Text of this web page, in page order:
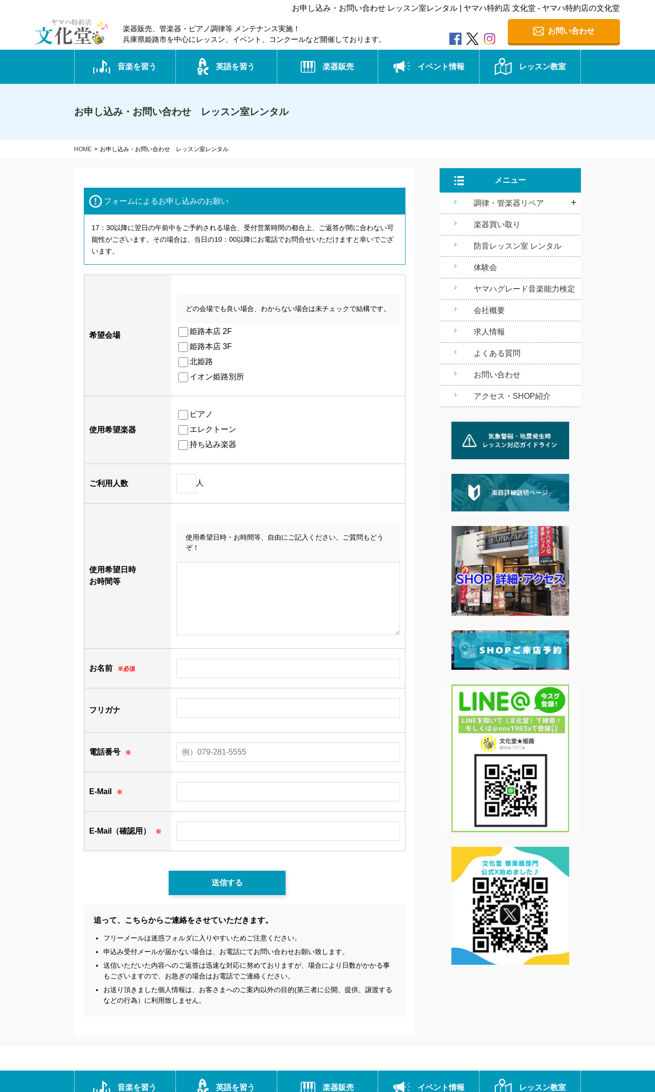
お申し込み・お問い合わせ レッスン室レンタル | ヤマハ特約店 文化堂 - ヤマハ特約店の文化堂
楽器販売、管楽器・ピアノ調律等 メンテナンス実施！
兵庫県姫路市を中心にレッスン、イベント、コンクールなど開催しております。
お問い合わせ
音楽を習う 英語を習う 楽器販売 イベント情報 レッスン教室
お申し込み・お問い合わせ レッスン室レンタル
HOME お申し込み・お問い合わせ レッスン室レンタル
フォームによるお申し込みのお願い
17：30以降に翌日の午前中をご予約される場合、受付営業時間の都合上、ご返答が間に合わない可
能性がございます。その場合は、当日の10：00以降にお電話でお問合せいただけますと幸いでござ
います。
希望会場
どの会場でも良い場合、わからない場合は未チェックで結構です。
姫路本店 2F
姫路本店 3F
北姫路
イオン姫路別所
使用希望楽器
ピアノ
エレクトーン
持ち込み楽器
ご利用人数 人
使用希望日時
お時間等
使用希望日時・お時間等、自由にご記入ください。ご質問もどう
ぞ！
お名前 ※必須
フリガナ
電話番号 ※
E-Mail ※
E-Mail（確認用） ※
追って、こちらからご連絡をさせていただきます。
フリーメールは迷惑フォルダに入りやすいためご注意ください。
申込み受付メールが届かない場合は、お電話にてお問い合わせお願い致します。
送信いただいた内容へのご返答は迅速な対応に努めておりますが、場合により日数がかかる事
もございますので、お急ぎの場合はお電話でご連絡ください。
お送り頂きました個人情報は、お客さまへのご案内以外の目的(第三者に公開、提供、譲渡する
などの行為）に利用致しません。
メニュー
調律・管楽器リペア
楽器買い取り
防音レッスン室 レンタル
体験会
ヤマハグレード音楽能力検定
会社概要
求人情報
よくある質問
お問い合わせ
アクセス・SHOP紹介
音楽を習う 英語を習う 楽器販売 イベント情報 レッスン教室